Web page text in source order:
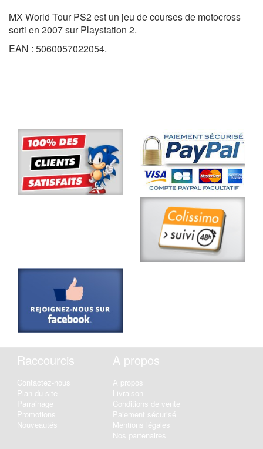
MX World Tour PS2 est un jeu de courses de motocross
sorti en 2007 sur Playstation 2.
EAN : 5060057022054.
Raccourcis
Contactez-nous
Plan du site
Parrainage
Promotions
Nouveautés
A propos
A propos
Livraison
Conditions de vente
Paiement sécurisé
Mentions légales
Nos partenaires